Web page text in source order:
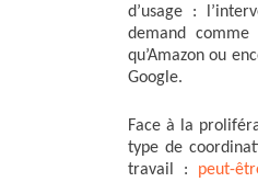
d’usage :
demand comme
qu’Amazon ou
Google.
Face à la
type de
travail : peut-